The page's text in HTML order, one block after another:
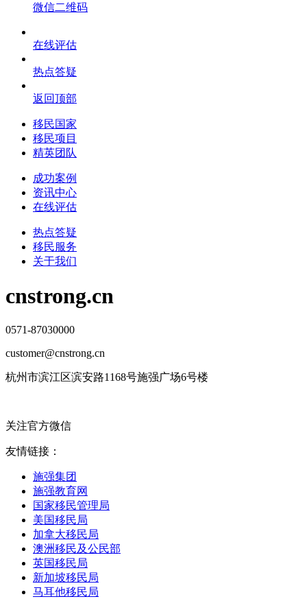
微信二维码
在线评估
热点答疑
返回顶部
移民国家
移民项目
精英团队
成功案例
资讯中心
在线评估
热点答疑
移民服务
关于我们
cnstrong.cn
0571-87030000
customer@cnstrong.cn
杭州市滨江区滨安路1168号施强广场6号楼
关注官方微信
友情链接：
施强集团
施强教育网
国家移民管理局
美国移民局
加拿大移民局
澳洲移民及公民部
英国移民局
新加坡移民局
马耳他移民局